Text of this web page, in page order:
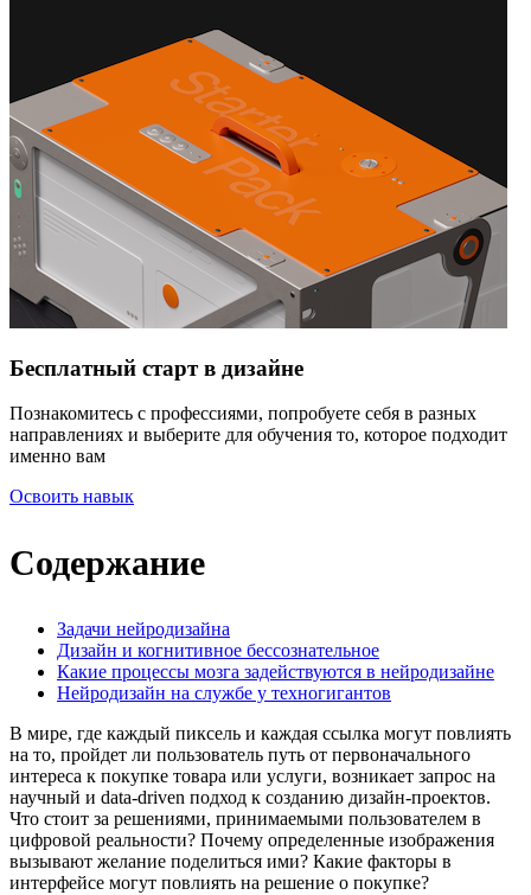
Бесплатный старт в дизайне
Познакомитесь с профессиями, попробуете себя в разных
направлениях и выберите для обучения то, которое подходит
именно вам
Освоить навык
Содержание
Задачи нейродизайна
Дизайн и когнитивное бессознательное
Какие процессы мозга задействуются в нейродизайне
Нейродизайн на службе у техногигантов
В мире, где каждый пиксель и каждая ссылка могут повлиять
на то, пройдет ли пользователь путь от первоначального
интереса к покупке товара или услуги, возникает запрос на
научный и data-driven подход к созданию дизайн-проектов.
Что стоит за решениями, принимаемыми пользователем в
цифровой реальности? Почему определенные изображения
вызывают желание поделиться ими? Какие факторы в
интерфейсе могут повлиять на решение о покупке?